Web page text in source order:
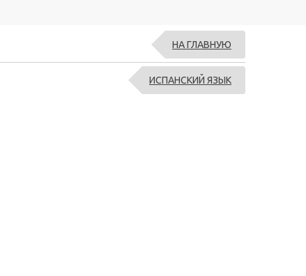
НА ГЛАВНУЮ
ИСПАНСКИЙ ЯЗЫК